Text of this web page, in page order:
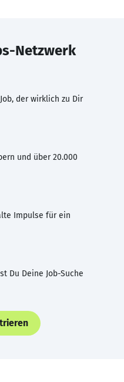
Netzwerk
der wirklich zu Dir
und über 20.000
Impulse für ein
Du Deine Job-Suche